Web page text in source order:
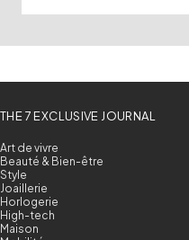
THE 7 EXCLUSIVE JOURNAL
Art de vivre
Beauté & Bien-être
Style
Joaillerie
Horlogerie
High-tech
Maison